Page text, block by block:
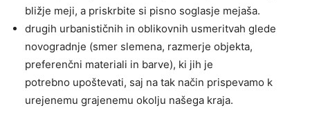
bližje meji, a priskrbite si pisno soglasje mejaša.
drugih urbanističnih in oblikovnih usmeritvah glede
novogradnje (smer slemena, razmerje objekta,
preferenčni materiali in barve), ki jih je
potrebno upoštevati, saj na tak način prispevamo k
urejenemu grajenemu okolju našega kraja.